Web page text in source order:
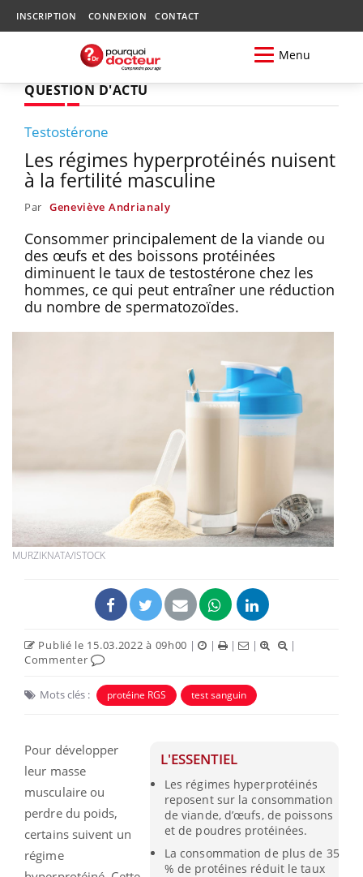
INSCRIPTION CONNEXION CONTACT
Menu
QUESTION D'ACTU
Testostérone
Les régimes hyperprotéinés nuisent
à la fertilité masculine
Par Geneviève Andrianaly
Consommer principalement de la viande ou
des œufs et des boissons protéinées
diminuent le taux de testostérone chez les
hommes, ce qui peut entraîner une réduction
du nombre de spermatozoïdes.
MURZIKNATA/ISTOCK
Publié le 15.03.2022 à 09h00 | | | |
|
Commenter
Mots clés : protéine RGS test sanguin
L'ESSENTIEL
Les régimes hyperprotéinés
reposent sur la consommation
de viande, d’œufs, de poissons
et de poudres protéinées.
La consommation de plus de 35
% de protéines réduit le taux
Pour développer
leur masse
musculaire ou
perdre du poids,
certains suivent un
régime